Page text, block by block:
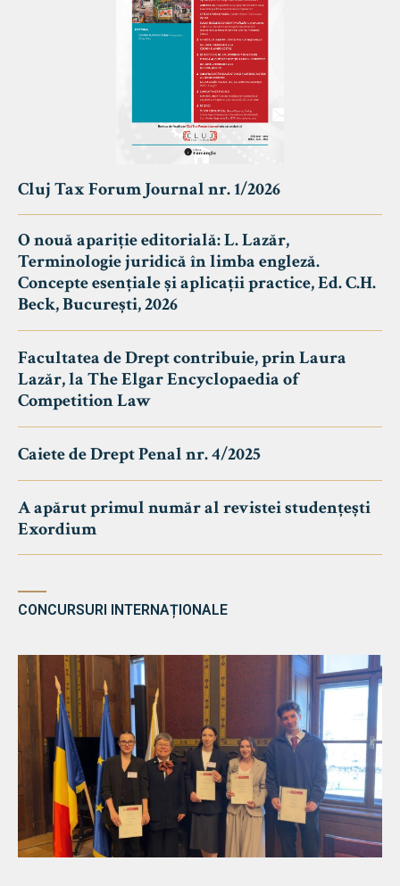
Cluj Tax Forum Journal nr. 1/2026
O nouă apariție editorială: L. Lazăr,
Terminologie juridică în limba engleză.
Concepte esențiale și aplicații practice, Ed. C.H.
Beck, București, 2026
Facultatea de Drept contribuie, prin Laura
Lazăr, la The Elgar Encyclopaedia of
Competition Law
Caiete de Drept Penal nr. 4/2025
A apărut primul număr al revistei studențești
Exordium
CONCURSURI INTERNAȚIONALE